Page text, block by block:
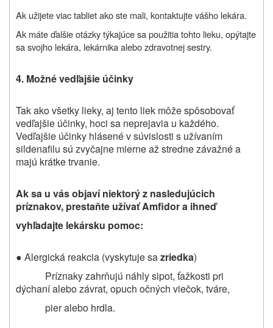
Ak užijete viac tabliet ako ste mali, kontaktujte vášho lekára.
Ak máte ďalšie otázky týkajúce sa použitia tohto lieku, opýtajte
sa svojho lekára, lekárnika alebo zdravotnej sestry.
4. Možné vedľajšie účinky
Tak ako všetky lieky, aj tento liek môže spôsobovať
vedľajšie účinky, hoci sa neprejavia u každého.
Vedľajšie účinky hlásené v súvislosti s užívaním
sildenafilu sú zvyčajne mierne až stredne závažné a
majú krátke trvanie.
Ak sa u vás objaví niektorý z nasledujúcich
príznakov, prestaňte užívať Amfidor a ihneď
vyhľadajte lekársku pomoc:
● Alergická reakcia (vyskytuje sazriedka)
Príznaky zahrňujú náhly sipot, ťažkosti pri
dýchaní alebo závrat, opuch očných viečok, tváre,
pier alebo hrdla.